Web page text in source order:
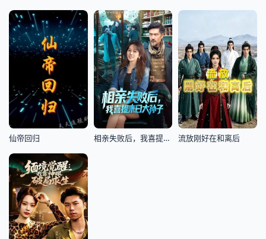
仙帝回归 相亲失败后，我喜提末日大孙子 流放刚好在和离后